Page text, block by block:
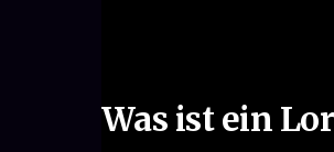
Was ist ein